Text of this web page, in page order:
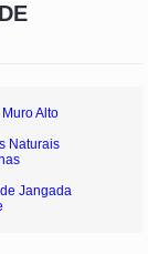
Alto
Naturais
Jangada